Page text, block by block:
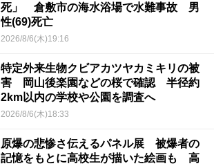
死」 倉敷市の海水浴場で水難事故 男
性(69)死亡
2026/8/6(木)19:16
特定外来生物クビアカツヤカミキリの被
害 岡山後楽園などの桜で確認 半径約
2km以内の学校や公園を調査へ
2026/8/6(木)18:33
原爆の悲惨さ伝えるパネル展 被爆者の
記憶をもとに高校生が描いた絵画も 高